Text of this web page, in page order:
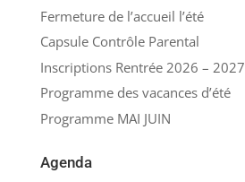
Fermeture de l’accueil l’été
Capsule Contrôle Parental
Inscriptions Rentrée 2026 – 2027
Programme des vacances d’été
Programme MAI JUIN
Agenda